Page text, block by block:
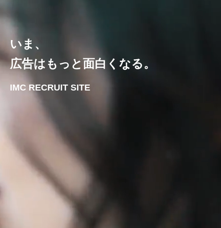
いま、
広告はもっと面白くなる。
IMC RECRUIT SITE